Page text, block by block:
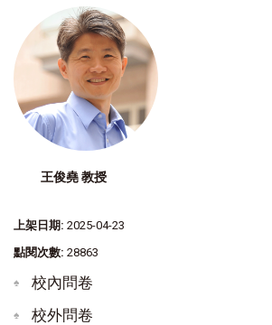
王俊堯 教授
上架日期: 2025-04-23
點閱次數: 28863
校內問卷
校外問卷